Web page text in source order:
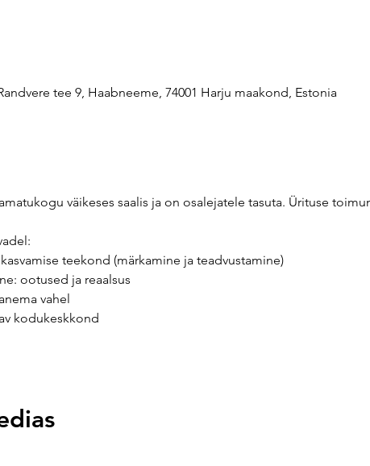
tee 9, Haabneeme, 74001 Harju maakond, Estonia
väikeses saalis ja on osalejatele tasuta. Ürituse
teekond (märkamine ja teadvustamine)
ootused ja reaalsus
vahel
kodukeskkond